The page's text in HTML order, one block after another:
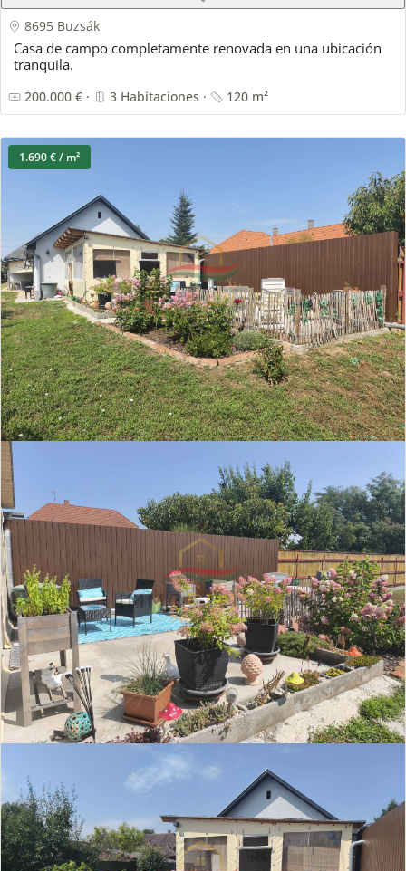
8695 Buzsák
Casa de campo completamente renovada en una ubicación
tranquila.
200.000 € · 3 Habitaciones · 120 m²
1.690 € / m²